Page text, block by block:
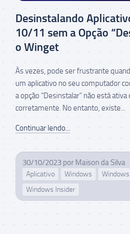
Desinstalando
10/11 sem a Opção
o Winget
Às vezes, pode ser frustrante
um aplicativo no seu computador
a opção “Desinstalar” não está
corretamente. No entanto, existe...
Continuar lendo...
30/10/2023 por Maison da Silva
Aplicativo Windows
Windows Insider